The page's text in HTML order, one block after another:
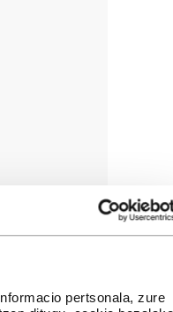
pertsonala, zure